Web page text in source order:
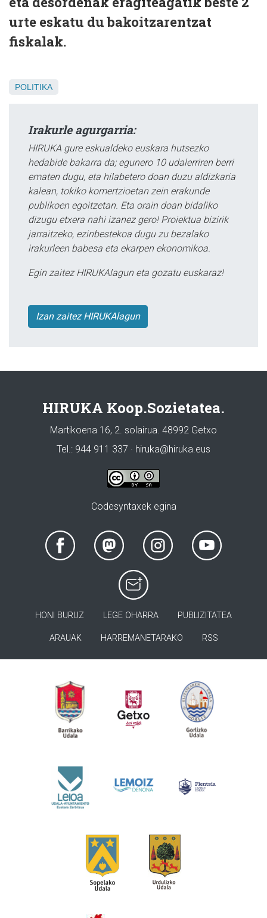
urte eskatu du bakoitzarentzat
fiskalak.
POLITIKA
Irakurle agurgarria:
HIRUKA gure eskualdeko euskara hutsezko
hedabide bakarra da; egunero 10 udalerriren berri
ematen dugu, eta hilabetero doan duzu aldizkaria
kalean, tokiko komertzioetan zein erakunde
publikoen egoitzetan. Eta orain doan bidaliko
dizugu etxera nahi izanez gero! Proiektua bizirik
jarraitzeko, ezinbestekoa dugu zu bezalako
irakurleen babesa eta ekarpen ekonomikoa.
Egin zaitez HIRUKAlagun eta gozatu euskaraz!
Izan zaitez HIRUKAlagun
HIRUKA Koop.Sozietatea.
Martikoena 16, 2. solairua. 48992 Getxo
Tel.: 944 911 337 · hiruka@hiruka.eus
Codesyntaxek egina
HONI BURUZ LEGE OHARRA PUBLIZITATEA
ARAUAK HARREMANETARAKO RSS